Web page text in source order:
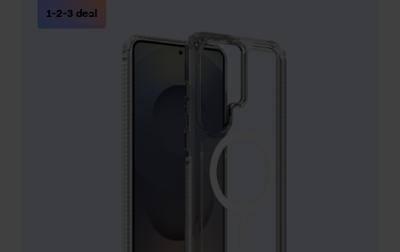
1-2-3 deal